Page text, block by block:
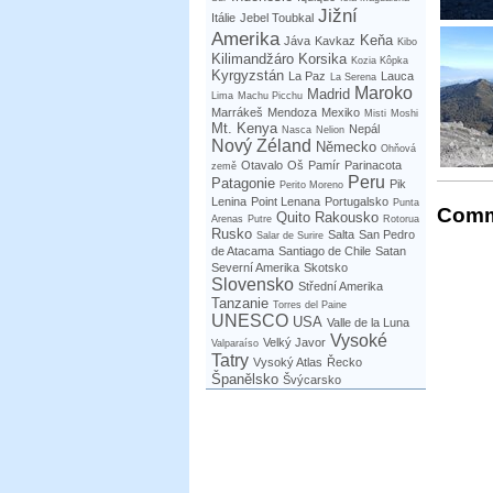
Itálie Jebel Toubkal Jižní
Amerika Jáva Kavkaz Keňa Kibo
Kilimandžáro Korsika Kozia Kôpka
Kyrgyzstán La Paz La Serena Lauca
Lima Machu Picchu Madrid Maroko
Marrákeš Mendoza Mexiko Misti Moshi
Mt. Kenya Nasca Nelion Nepál
Nový Zéland Německo Ohňová
země Otavalo Oš Pamír Parinacota
Patagonie Perito Moreno Peru Pik
Lenina Point Lenana Portugalsko Punta
Arenas Putre Quito Rakousko Rotorua
Rusko Salar de Surire Salta San Pedro
de Atacama Santiago de Chile Satan
Severní Amerika Skotsko
Slovensko Střední Amerika
Tanzanie Torres del Paine
UNESCO USA Valle de la Luna
Valparaíso Velký Javor Vysoké
Tatry Vysoký Atlas Řecko
Španělsko Švýcarsko